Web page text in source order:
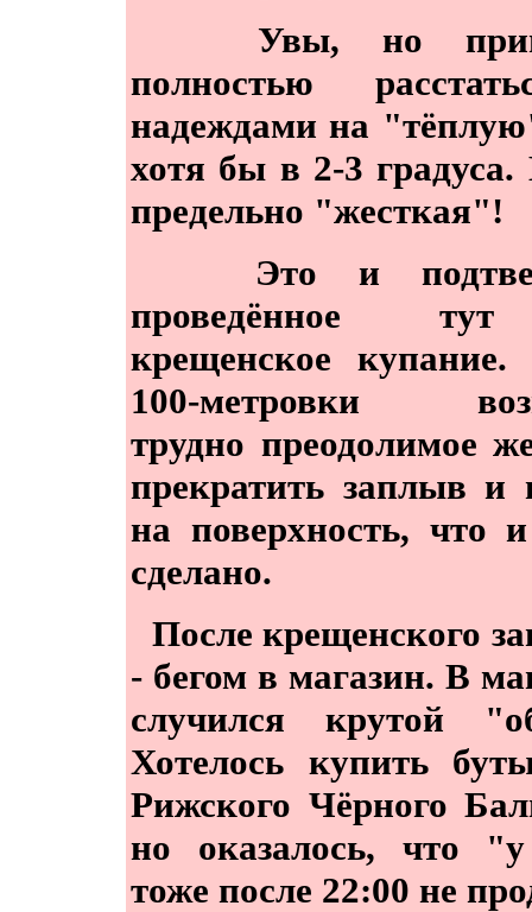
Увы, но
полностью
надеждами на
хотя бы в 2-3 градуса.
предельно "жесткая"!
Это и
проведённое
крещенское купание.
100-метровки
трудно преодолимое
прекратить заплыв и
на поверхность, что
сделано.
После крещенского
- бегом в магазин. В
случился крутой
Хотелось купить
Рижского Чёрного
но оказалось, что
тоже после 22:00 не